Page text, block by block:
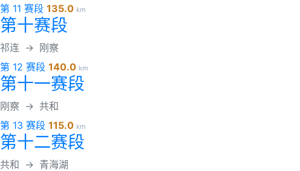
第 11 赛段 135.0 km
第十赛段
祁连 → 刚察
第 12 赛段 140.0 km
第十一赛段
刚察 → 共和
第 13 赛段 115.0 km
第十二赛段
共和 → 青海湖